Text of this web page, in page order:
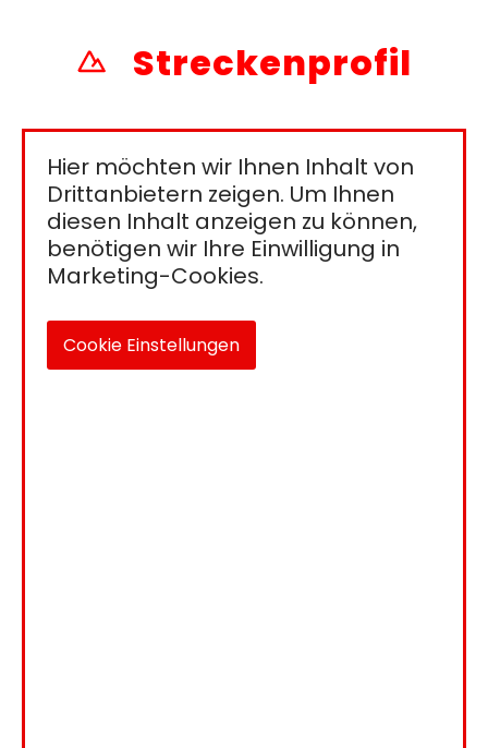
Streckenprofil
Hier möchten wir Ihnen Inhalt von
Drittanbietern zeigen. Um Ihnen
diesen Inhalt anzeigen zu können,
benötigen wir Ihre Einwilligung in
Marketing-Cookies.
Cookie Einstellungen